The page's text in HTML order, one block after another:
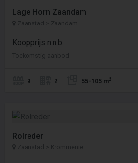
Lage Horn Zaandam
Zaanstad > Zaandam
Koopprijs n.n.b.
Toekomstig aanbod
9 2 55-105 m2
Rolreder
Zaanstad > Krommenie